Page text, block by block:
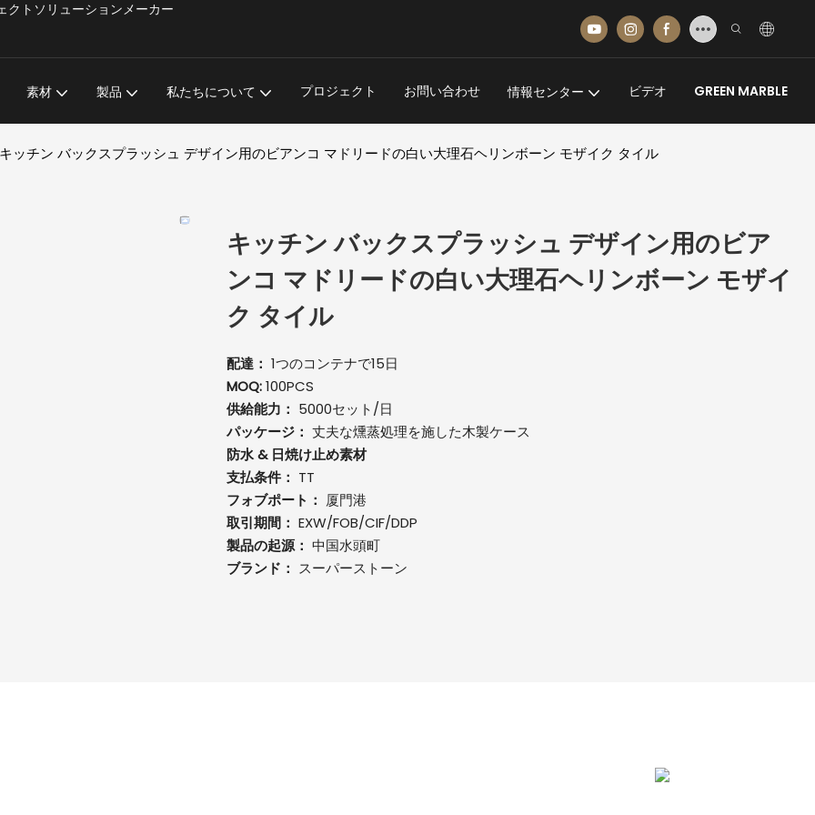
ェクトソリューションメーカー
素材 製品 私たちについて プロジェクト お問い合わせ 情報センター ビデオ GREEN MARBLE
キッチン バックスプラッシュ デザイン用のビアンコ マドリードの白い大理石ヘリンボーン モザイク タイル
キッチン バックスプラッシュ デザイン用のビア
ンコ マドリードの白い大理石ヘリンボーン モザイ
ク タイル
配達： 1つのコンテナで15日
MOQ:100PCS
供給能力： 5000セット/日
パッケージ： 丈夫な燻蒸処理を施した木製ケース
防水 & 日焼け止め素材
支払条件： TT
フォブポート： 厦門港
取引期間： EXW/FOB/CIF/DDP
製品の起源： 中国水頭町
ブランド： スーパーストーン